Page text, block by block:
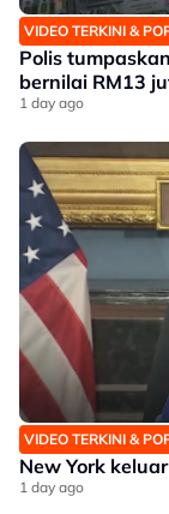
VIDEO TERKINI &
Polis
bernilai RM13
1 day ago
VIDEO TERKINI &
New York
1 day ago